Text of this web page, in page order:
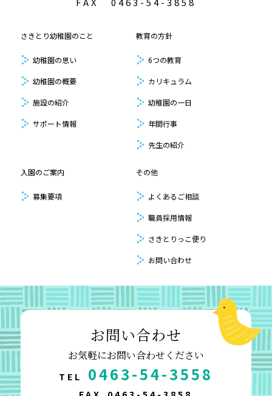
さきとり幼稚園のこと
幼稚園の思い
幼稚園の概要
施設の紹介
サポート情報
教育の方針
6つの教育
カリキュラム
幼稚園の一日
年間行事
先生の紹介
入園のご案内
募集要項
その他
よくあるご相談
職員採用情報
さきとりっこ便り
お問い合わせ
お問い合わせ
お気軽にお問い合わせください
TEL 0463-54-3558